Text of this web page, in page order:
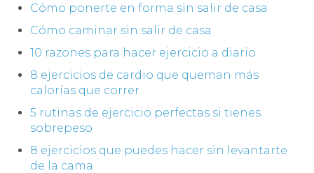
Cómo ponerte en forma sin salir de casa
Cómo caminar sin salir de casa
10 razones para hacer ejercicio a diario
8 ejercicios de cardio que queman más
calorías que correr
5 rutinas de ejercicio perfectas si tienes
sobrepeso
8 ejercicios que puedes hacer sin levantarte
de la cama